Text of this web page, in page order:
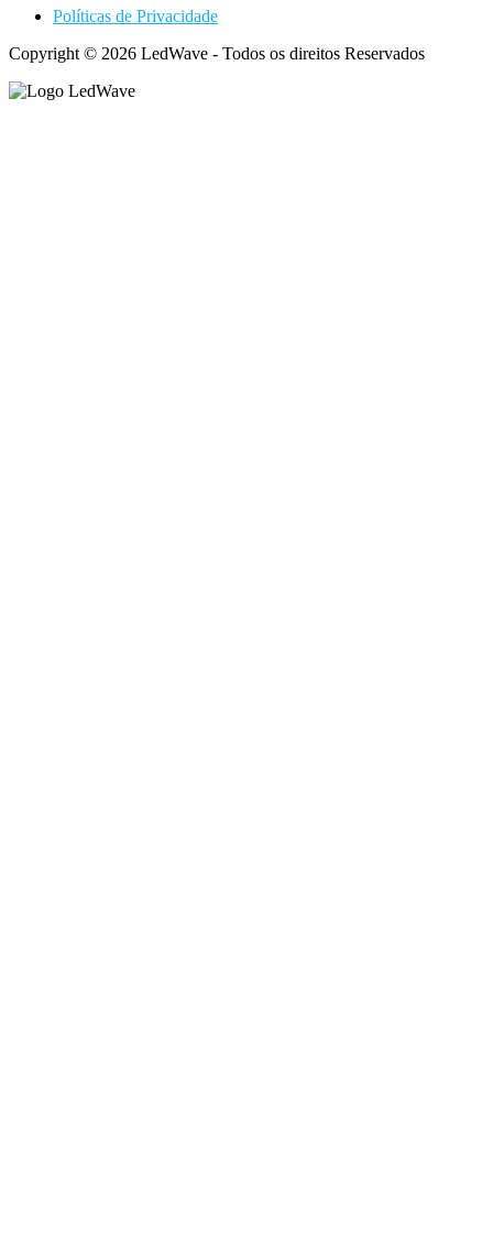
Políticas de Privacidade
Copyright © 2026 LedWave - Todos os direitos Reservados